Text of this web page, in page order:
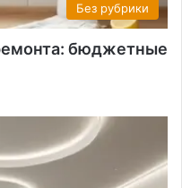
Без рубрики
бюджетные